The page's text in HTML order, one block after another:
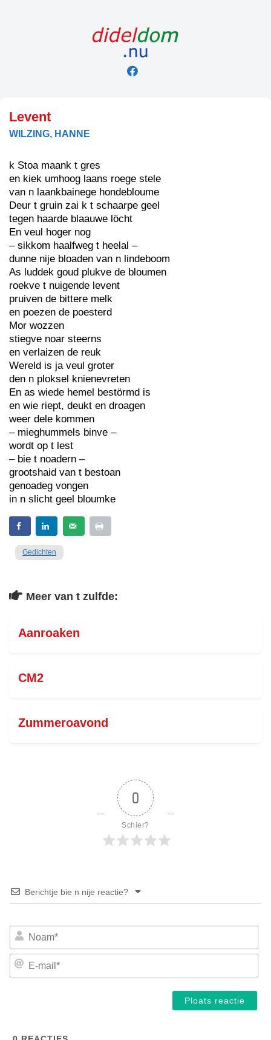
Levent
WILZING, HANNE
k Stoa maank t gres
en kiek umhoog laans roege stele
van n laankbainege hondebloume
Deur t gruin zai k t schaarpe geel
tegen haarde blaauwe löcht
En veul hoger nog
– sikkom haalfweg t heelal –
dunne nije bloaden van n lindeboom
As luddek goud plukve de bloumen
roekve t nuigende levent
pruiven de bittere melk
en poezen de poesterd
Mor wozzen
stiegve noar steerns
en verlaizen de reuk
Wereld is ja veul groter
den n ploksel knienevreten
En as wiede hemel bestörmd is
en wie riept, deukt en droagen
weer dele kommen
– mieghummels binve –
wordt op t lest
– bie t noadern –
grootshaid van t bestoan
genoadeg vongen
in n slicht geel bloumke
Gedichten
Meer van t zulfde:
Aanroaken
CM2
Zummeroavond
0
Schier?
Berichtje bie n nije reactie?
E-